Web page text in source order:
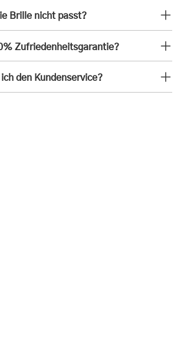
Brille nicht passt?
Zufriedenheitsgarantie?
den Kundenservice?